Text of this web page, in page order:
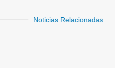
Noticias Relacionadas